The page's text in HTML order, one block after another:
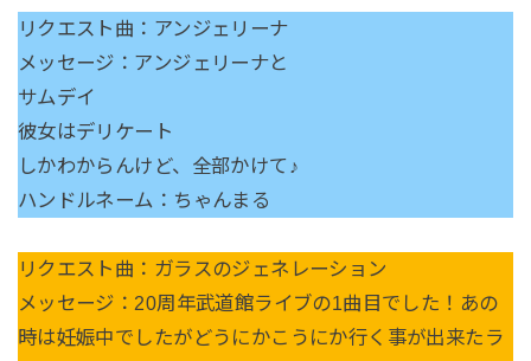
リクエスト曲：アンジェリーナ
メッセージ：アンジェリーナと
サムデイ
彼女はデリケート
しかわからんけど、全部かけて♪
ハンドルネーム：ちゃんまる
リクエスト曲：ガラスのジェネレーション
メッセージ：20周年武道館ライブの1曲目でした！あの
時は妊娠中でしたがどうにかこうにか行く事が出来たラ